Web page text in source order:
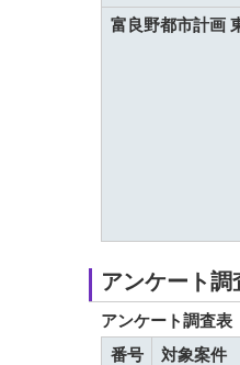
富良野都市計画
アンケート調
アンケート調査表
番号
対象案件